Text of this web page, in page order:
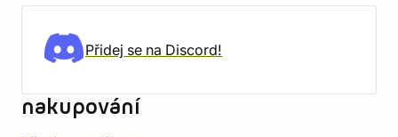
Přidej se na Discord!
nakupování